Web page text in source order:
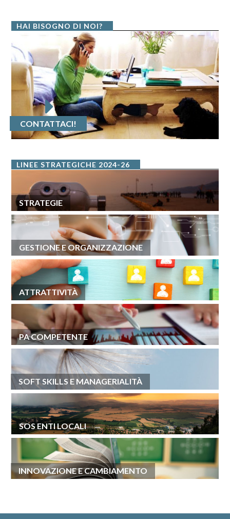
HAI BISOGNO DI NOI?
CONTATTACI!
LINEE STRATEGICHE 2024-26
STRATEGIE
GESTIONE E ORGANIZZAZIONE
ATTRATTIVITÀ
PA COMPETENTE
SOFT SKILLS E MANAGERIALITÀ
SOS ENTI LOCALI
INNOVAZIONE E CAMBIAMENTO